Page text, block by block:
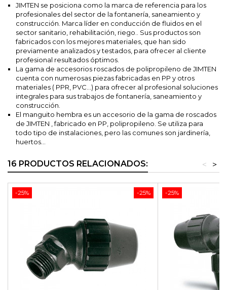
JIMTEN se posiciona como la marca de referencia para los
profesionales del sector de la fontanería, saneamiento y
construcción. Marca líder en conducción de fluidos en el
sector sanitario, rehabilitación, riego.. Sus productos son
fabricados con los mejores materiales, que han sido
previamente analizados y testados, para ofrecer al cliente
profesional resultados óptimos.
La gama de accesorios roscados de polipropileno de JIMTEN
cuenta con numerosas piezas fabricadas en PP y otros
materiales ( PPR, PVC...) para ofrecer al profesional soluciones
integrales para sus trabajos de fontanería, saneamiento y
construcción.
El manguito hembra es un accesorio de la gama de roscados
de JIMTEN , fabricado en PP, polipropileno. Se utiliza para
todo tipo de instalaciones, pero las comunes son jardinería,
huertos...
16 PRODUCTOS RELACIONADOS: >
<
-25%
-25% -25%